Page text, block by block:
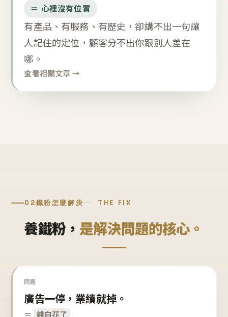
＝ 心裡沒有位置
有產品、有服務、有歷史，卻講不出一句讓
人記住的定位，顧客分不出你跟別人差在
哪。
查看相關文章 →
02鐵粉怎麼解決 THE FIX
養鐵粉， 是解決問題的核心。
問題
廣告一停，業績就掉。
＝ 錢白花了